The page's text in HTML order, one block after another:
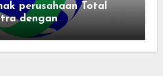
perusahaan Total
dengan
untuk mempercepat